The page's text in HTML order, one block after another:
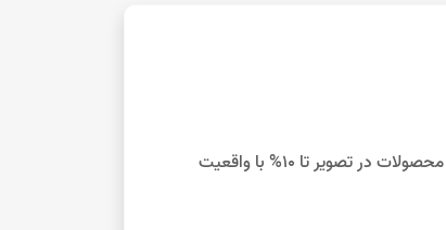
با توجه به تفاوت نمایش رنگ‌ها در صفحه نمایش دستگاه‌های مختلف، رنگ محصولات در تصویر تا 10% با واقعیت